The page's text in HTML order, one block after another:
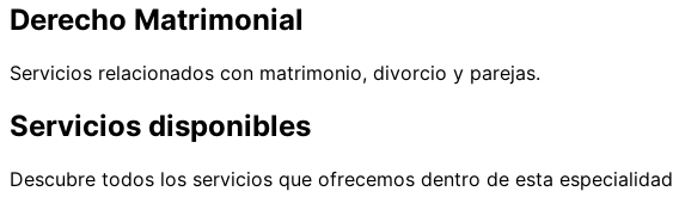
Derecho Matrimonial
Servicios relacionados con matrimonio, divorcio y parejas.
Servicios disponibles
Descubre todos los servicios que ofrecemos dentro de esta especialidad